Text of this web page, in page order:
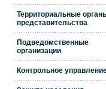
Территориальные
представительства
Подведомственные
организации
Контрольное